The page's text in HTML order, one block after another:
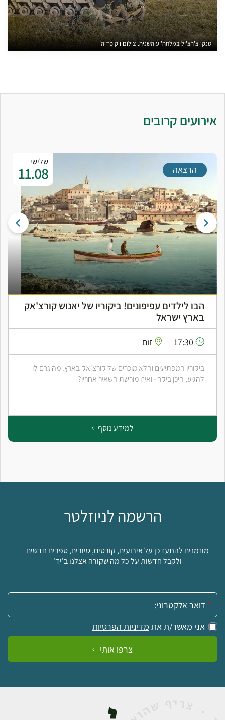
טנקי צ'רצ'יל במלחה''ע השניה. צילום ויקיפדיה
אירועים קרובים
שלישי
11.08 הרצאה
הבו לילדים עפיפונים! ביקוריו של יאנוש קורצ'אק
בארץ ישראל
זום
ביקוריו המפתיעים והלא מוכרים של קורצ'אק בארץ. מה גרם לו
להגיע, היכן ביקר - ואיזו מורשת השאיר אחריו?
למידע נוסף
הרשמה לניוזלטר
מוזמנים להתעדכן על אירועים, קורסים, סיורים, ספרים חדשים
ולקבל חדשות על כל מה שקורה אצלנו ב'יד'
אימייל:
אני מאשר/ת את מדיניות הפרטיות
צרפו אותי